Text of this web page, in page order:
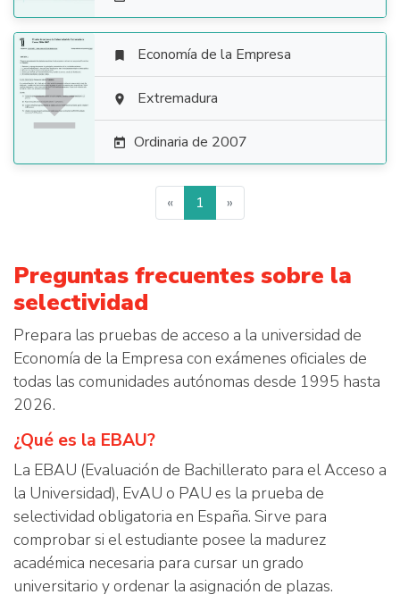

 Economía de la Empresa
 Extremadura
 Ordinaria de 2007
« 1 »
Preguntas frecuentes sobre la
selectividad
Prepara las pruebas de acceso a la universidad de
Economía de la Empresa con exámenes oficiales de
todas las comunidades autónomas desde 1995 hasta
2026.
¿Qué es la EBAU?
La EBAU (Evaluación de Bachillerato para el Acceso a
la Universidad), EvAU o PAU es la prueba de
selectividad obligatoria en España. Sirve para
comprobar si el estudiante posee la madurez
académica necesaria para cursar un grado
universitario y ordenar la asignación de plazas.